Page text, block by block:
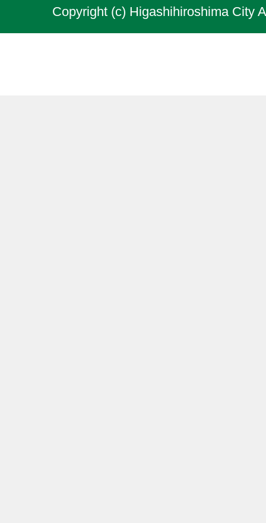
Copyright (c) Higashihiroshima City